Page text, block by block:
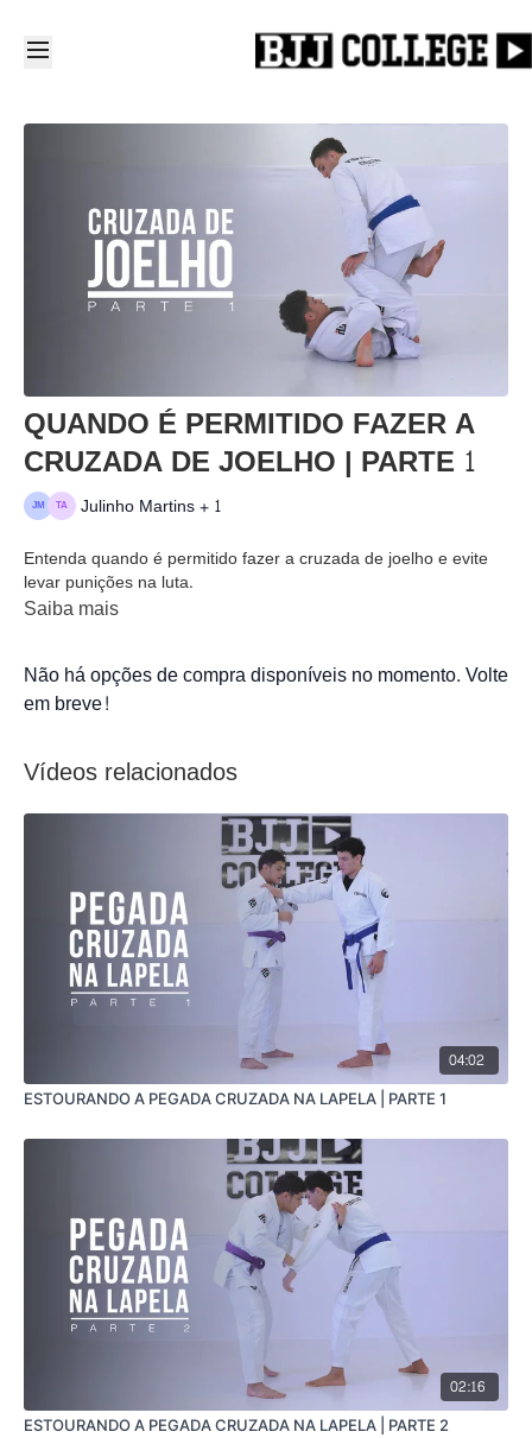
QUANDO É PERMITIDO FAZER A
CRUZADA DE JOELHO | PARTE 1
Julinho Martins + 1
Entenda quando é permitido fazer a cruzada de joelho e evite
levar punições na luta.
Saiba mais
Não há opções de compra disponíveis no momento. Volte
em breve!
Vídeos relacionados
04:02
ESTOURANDO A PEGADA CRUZADA NA LAPELA | PARTE 1
02:16
ESTOURANDO A PEGADA CRUZADA NA LAPELA | PARTE 2